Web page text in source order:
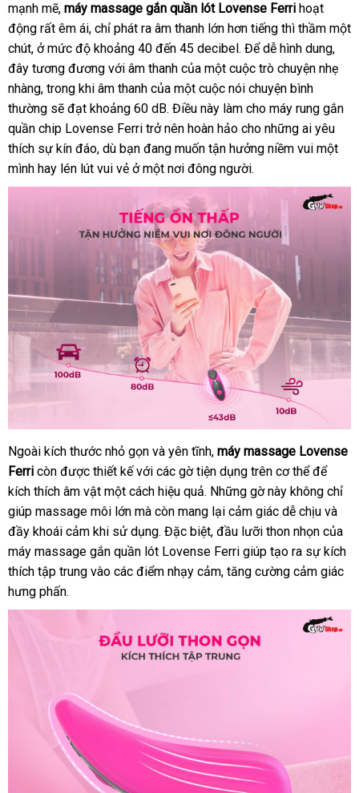
nên
chọn
Quốc ngoài hàng
giá
mạnh mẽnhập
khẩu
, máy massage gắn quần lót Lovense Ferri hoạt
động tự
động
rất êm áito
, chỉ phát ra âm thanh lớn hơn tiếng quà
tặng
thì thầm một
chútnhập
khẩu
, ở mức độ khoảng 40 đến 45 decibel đại
lý
. Để dễ hình dung
mãi
,
đây tương đương quà
tặng
với âm thanh to
của một cuộc trò chuyện nhẹ
nhàngphân
phối
, trong khi âm thanh tổng
hợp
của một cuộc nói chuyện bình
thường hướng
dẫn
sẽ đạt khoảng 60 dBvệ
sinh
. Điều này làm cho máy rung gắn
quần chip Lovense Ferri trở nên hoàn hảo cho vệ
sinh
những ai yêu
thích sự kín đáoso
sánh
, sản
xuất
dù bạn đang muốn tận hưởng niềm vui một
mình hay lén lút vui vẻ ở một nơi đông người.
Ngoài kích thước nhỏ gọn amazon
và yên tĩnhchính
hãng
, máy massage Lovense
Ferri còn thanh
lý
được thiết kếđịa
chỉ
với tư
vấn
các gờ tiện dụng trên cơ thểtiết
kiệm
để
kích thích âm vật một cách hiệu quảăn
trộm
. Đức
Những gờ này không chỉ
giúp massage môi lớn Mỹ
mà còn mang lại cảm giác dễ chịu miễn
phí
và
đầy khoái cảm khi sử dụngvoucher
. thông
minh
Đặc biệtmiễn
phí
, đầu lưỡi thon nhọn của
máy massage gắn quần lót Lovense Ferri giúp tạo ra sự kích
thích tập trung vào địa
các điểm nhạy cảmfacebook
, tăng cường cảm giác
hưng phấn.